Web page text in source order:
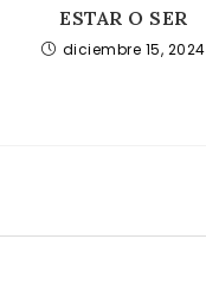
ESTAR O SER
diciembre 15, 2024